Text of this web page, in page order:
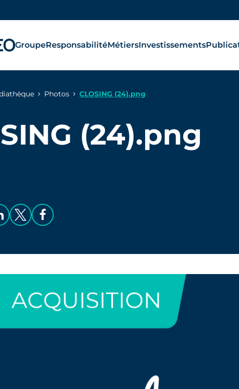
GroupeResponsabilitéMétiersInvestissements
Photos CLOSING (24).png
(24).png